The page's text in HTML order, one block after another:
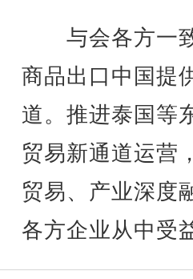
与会各方一致
商品出口中国提
道。推进泰国等
贸易新通道运营
贸易、产业深度
各方企业从中受